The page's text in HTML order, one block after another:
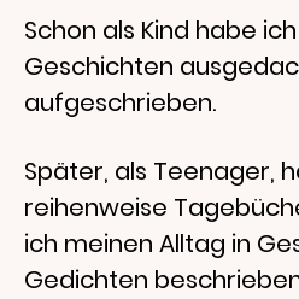
Schon als Kind habe
Geschichten
aufgeschrieben.
Später, als Teenager,
reihenweise
ich meinen Alltag in
Gedichten